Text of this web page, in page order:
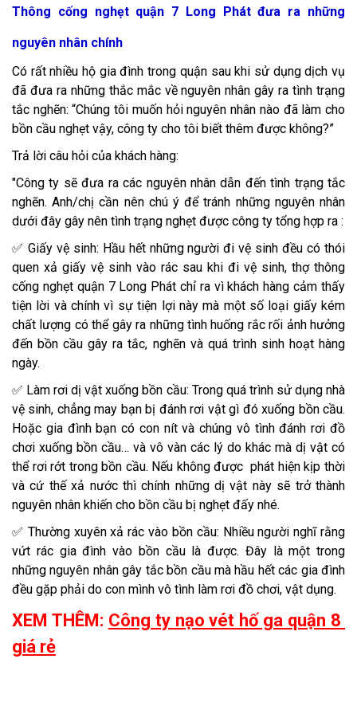
Thông cống nghẹt quận 7 Long Phát đưa ra những
nguyên nhân chính
Có rất nhiều hộ gia đình trong quận sau khi sử dụng dịch vụ
đã đưa ra những thắc mắc về nguyên nhân gây ra tình trạng
tắc nghẽn: “Chúng tôi muốn hỏi nguyên nhân nào đã làm cho
bồn cầu nghẹt vậy, công ty cho tôi biết thêm được không?”
Trả lời câu hỏi của khách hàng:
"Công ty sẽ đưa ra các nguyên nhân dẫn đến tình trạng tắc
nghẽn. Anh/chị cần nên chú ý để tránh những nguyên nhân
dưới đây gây nên tình trạng nghẹt được công ty tổng hợp ra :
✅ Giấy vệ sinh: Hầu hết những người đi vệ sinh đều có thói
quen xả giấy vệ sinh vào rác sau khi đi vệ sinh, thợ thông
cống nghẹt quận 7 Long Phát chỉ ra vì khách hàng cảm thấy
tiện lời và chính vì sự tiện lợi này mà một số loại giấy kém
chất lượng có thể gây ra những tình huống rắc rối ảnh hưởng
đến bồn cầu gây ra tắc, nghẽn và quá trình sinh hoạt hàng
ngày.
✅ Làm rơi dị vật xuống bồn cầu: Trong quá trình sử dụng nhà
vệ sinh, chẳng may bạn bị đánh rơi vật gì đó xuống bồn cầu.
Hoặc gia đình bạn có con nít và chúng vô tình đánh rơi đồ
chơi xuống bồn cầu… và vô vàn các lý do khác mà dị vật có
thể rơi rớt trong bồn cầu. Nếu không được phát hiện kịp thời
và cứ thế xả nước thì chính những dị vật này sẽ trở thành
nguyên nhân khiến cho bồn cầu bị nghẹt đấy nhé.
✅ Thường xuyên xả rác vào bồn cầu: Nhiều người nghĩ rằng
vứt rác gia đình vào bồn cầu là được. Đây là một trong
những nguyên nhân gây tắc bồn cầu mà hầu hết các gia đình
đều gặp phải do con mình vô tình làm rơi đồ chơi, vật dụng.
XEM THÊM: Công ty nạo vét hố ga quận 8
giá rẻ